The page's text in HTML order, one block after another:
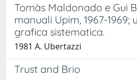
Tomàs Maldonado e Gui
manuali Upim, 1967-
grafica sistematica.
1981 A. Ubertazzi
Trust and Brio